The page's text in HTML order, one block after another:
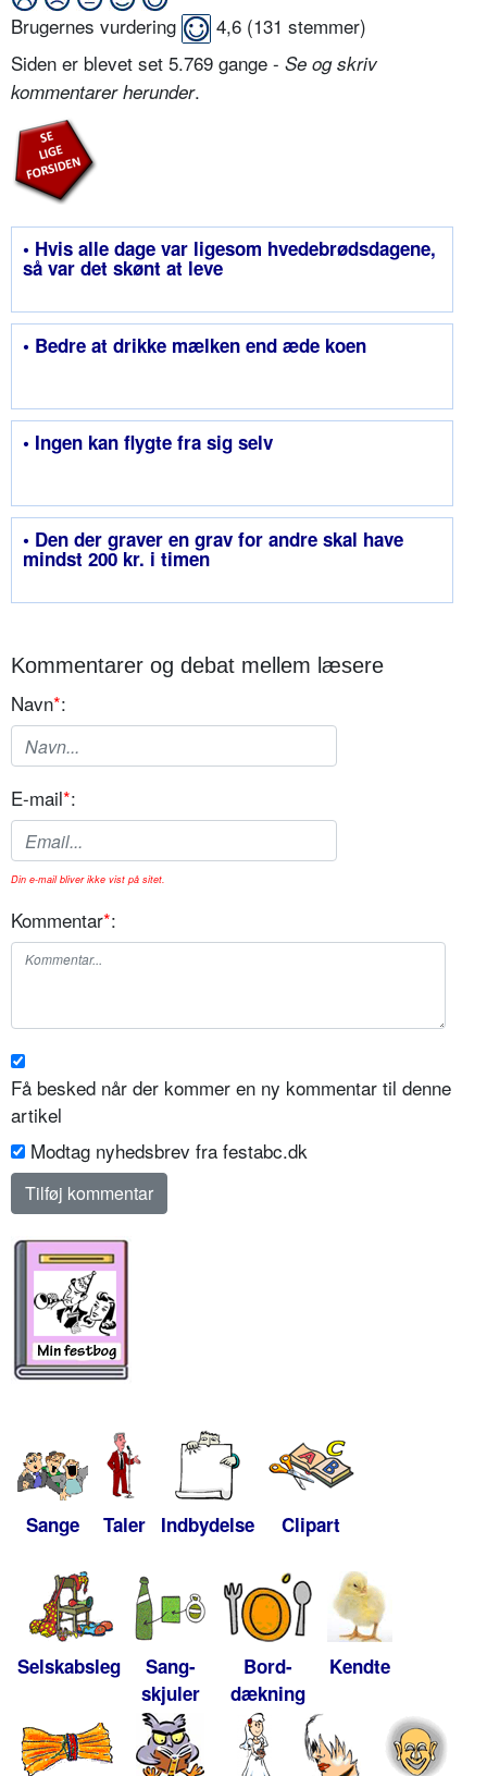
Brugernes vurdering 4,6 (131 stemmer)
Siden er blevet set 5.769 gange - Se og skriv
kommentarer herunder.
• Hvis alle dage var ligesom hvedebrødsdagene,
så var det skønt at leve
• Bedre at drikke mælken end æde koen
• Ingen kan flygte fra sig selv
• Den der graver en grav for andre skal have
mindst 200 kr. i timen
Kommentarer og debat mellem læsere
Navn*:
E-mail*:
Din e-mail bliver ikke vist på sitet.
Kommentar*:
Få besked når der kommer en ny kommentar til denne
artikel
Modtag nyhedsbrev fra festabc.dk
Sange Taler Indbydelse Clipart
Selskabsleg
Sang-
skjuler
Bord-
dækning
Kendte